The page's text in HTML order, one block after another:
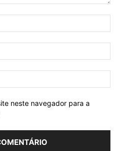
neste navegador para a